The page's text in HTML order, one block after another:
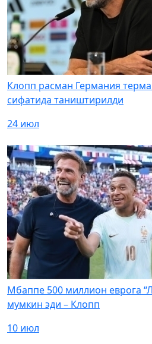
Клопп расман Германия
сифатида таништирилди
24 июл
Мбаппе 500 миллион еврога
мумкин эди – Клопп
10 июл